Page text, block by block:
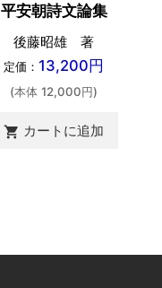
平安朝詩文論集
後藤昭雄 著
定価： 13,200円
(本体 12,000円)
shopping_cart カートに追加